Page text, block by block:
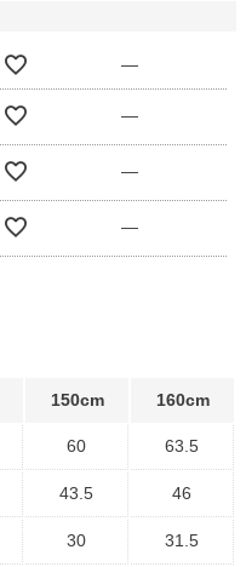
—
—
—
—
150cm 160cm
60 63.5
43.5 46
30 31.5